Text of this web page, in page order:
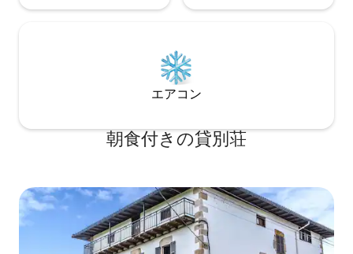
エアコン
朝食付きの貸別荘